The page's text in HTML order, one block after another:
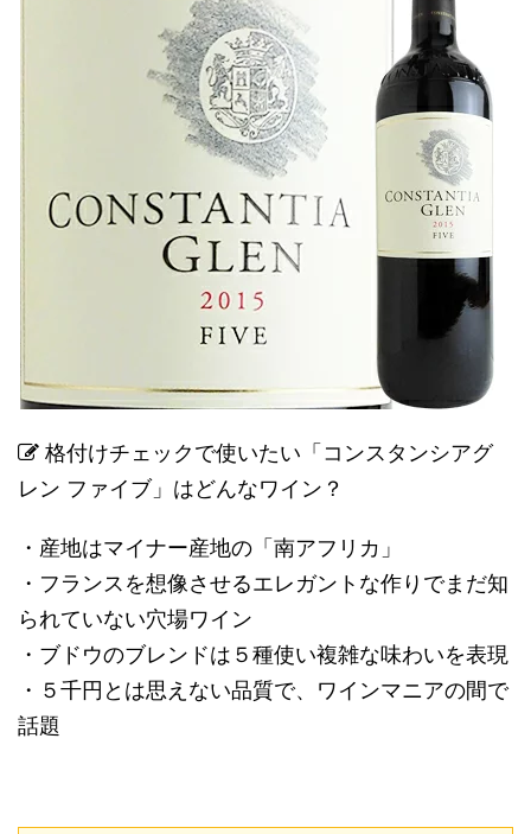
格付けチェックで使いたい「コンスタンシアグ
レン ファイブ」はどんなワイン？
・産地はマイナー産地の「南アフリカ」
・フランスを想像させるエレガントな作りでまだ知
られていない穴場ワイン
・ブドウのブレンドは５種使い複雑な味わいを表現
・５千円とは思えない品質で、ワインマニアの間で
話題